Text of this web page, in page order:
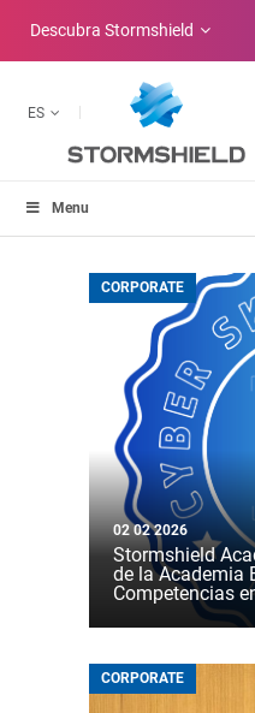
Descubra Stormshield
ES
Menu
CORPORATE
02 02 2026
Stormshield
de la Academia
Competencias
CORPORATE